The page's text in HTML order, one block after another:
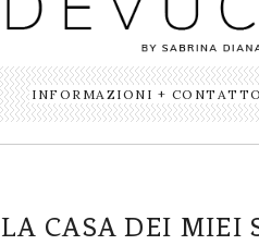
INFORMAZIONI + CONTATTO
LA CASA DEI MIEI